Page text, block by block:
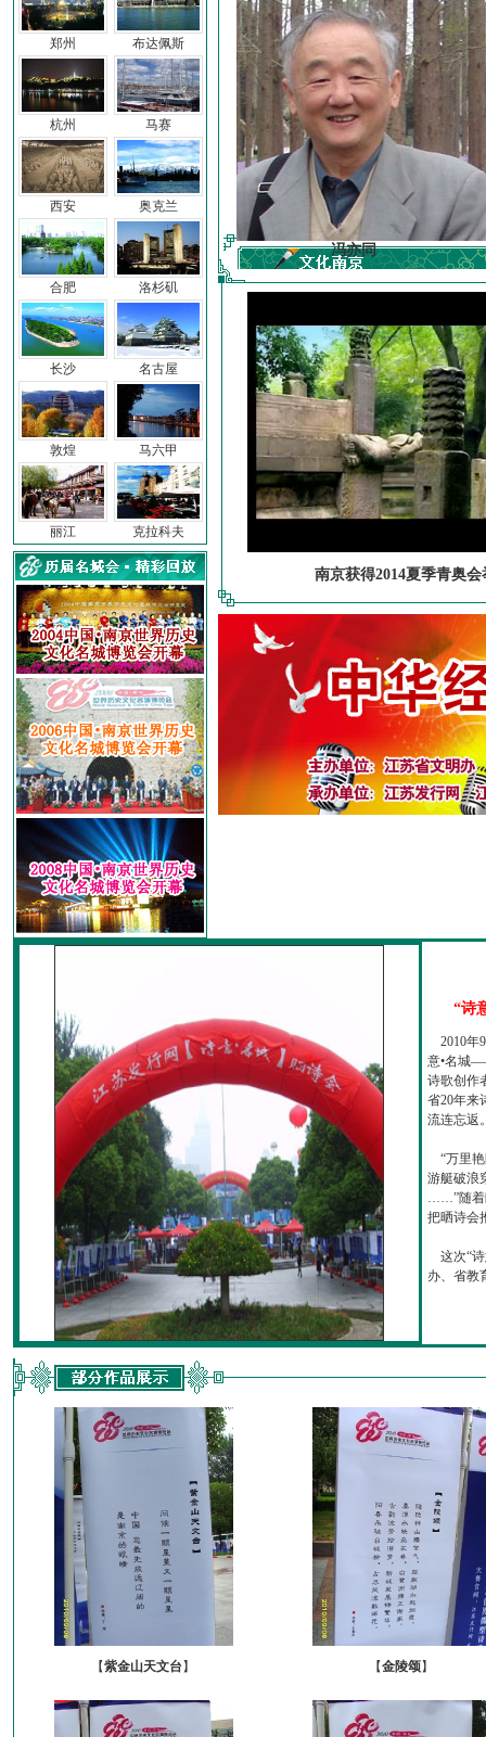
郑州
杭州
西安
合肥
长沙
敦煌
丽江
布达佩斯
马赛
奥克兰
洛杉矶
名古屋
马六甲
克拉科夫
前子 冯亦同
南京获得2014夏季青奥会
“诗
2010年
意•名城
诗歌创作
省20年来
流连忘返
“万里艳
游艇破浪
……”随着
把晒诗会
这次“诗
办、省教
【紫金山天文台】 【金陵颂】